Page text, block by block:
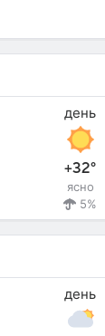
день
+32°
ясно
5%
день